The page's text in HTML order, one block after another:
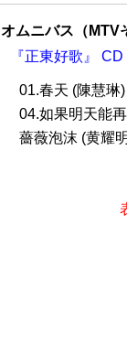
オムニバス（MTV
『正東好歌』
01.春天 (陳慧琳
04.如果明天能
薔薇泡沫 (黄耀